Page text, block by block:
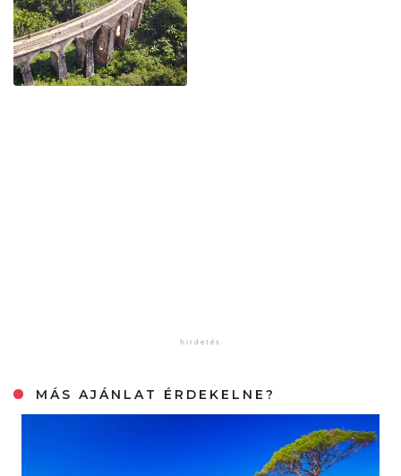
MÁS AJÁNLAT ÉRDEKELNE?